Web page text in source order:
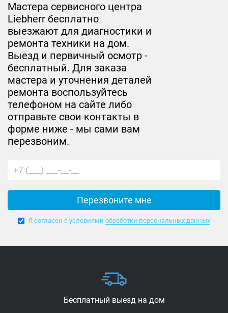
Мастера сервисного центра
Liebherr бесплатно
выезжают для диагностики и
ремонта техники на дом.
Выезд и первичный осмотр -
бесплатный. Для заказа
мастера и уточнения деталей
ремонта воспользуйтесь
телефоном на сайте либо
отправьте свои контакты в
форме ниже - мы сами вам
перезвоним.
Я согласен с условиями обработки персональных данных
Бесплатный выездна дом